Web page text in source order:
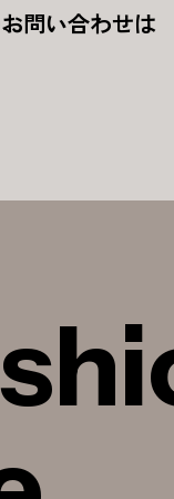
問い合わせは